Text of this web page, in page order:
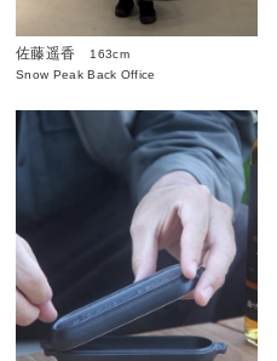
佐藤遥香
163cm
Snow Peak Back Office